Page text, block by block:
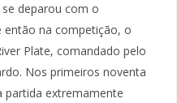
deparou com o
na competição, o
Plate, comandado pelo
Nos primeiros noventa
partida extremamente